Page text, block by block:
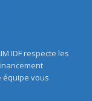
IDF respecte les
équipe vous